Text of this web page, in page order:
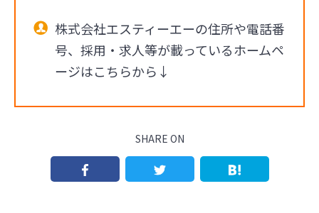
株式会社エスティーエーの住所や電話番
号、採用・求人等が載っているホームペ
ージはこちらから↓
SHARE ON